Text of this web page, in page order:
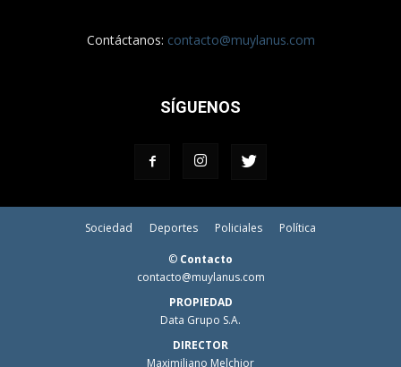
Contáctanos: contacto@muylanus.com
SÍGUENOS
Sociedad Deportes Policiales Política
© Contacto
contacto@muylanus.com
PROPIEDAD
Data Grupo S.A.
DIRECTOR
Maximiliano Melchior